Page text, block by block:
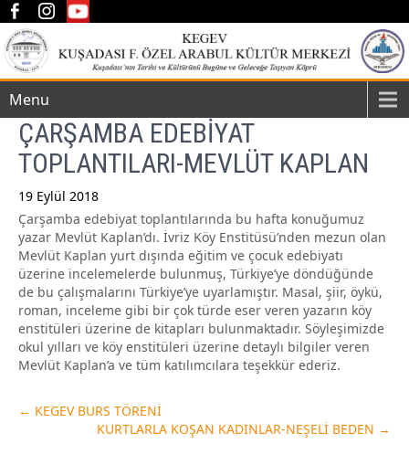
Menu
ÇARŞAMBA EDEBİYAT
TOPLANTILARI-MEVLÜT KAPLAN
19 Eylül 2018
Çarşamba edebiyat toplantılarında bu hafta konuğumuz
yazar Mevlüt Kaplan’dı. İvriz Köy Enstitüsü’nden mezun olan
Mevlüt Kaplan yurt dışında eğitim ve çocuk edebiyatı
üzerine incelemelerde bulunmuş, Türkiye’ye döndüğünde
de bu çalışmalarını Türkiye’ye uyarlamıştır. Masal, şiir, öykü,
roman, inceleme gibi bir çok türde eser veren yazarın köy
enstitüleri üzerine de kitapları bulunmaktadır. Söyleşimizde
okul yılları ve köy enstitüleri üzerine detaylı bilgiler veren
Mevlüt Kaplan’a ve tüm katılımcılara teşekkür ederiz.
Post
navigation
← KEGEV BURS TÖRENİ
KURTLARLA KOŞAN KADINLAR-NEŞELİ BEDEN →